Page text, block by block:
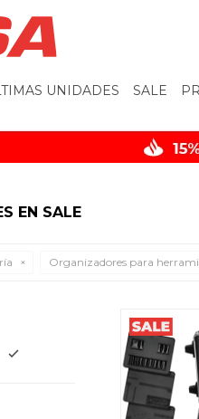
UNIDADES SALE
EN SALE
Organizadores para